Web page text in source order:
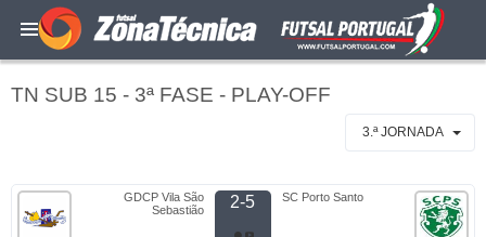
TN SUB 15 - 3ª FASE - PLAY-OFF
3.ª JORNADA
GDCP Vila São
Sebastião
2-5 SC Porto Santo